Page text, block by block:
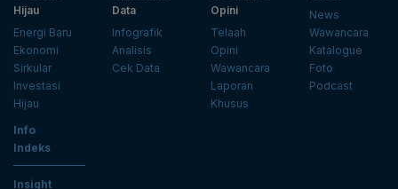
Hijau
Energi Baru
Ekonomi
Sirkular
Investasi
Hijau
Data
Infografik
Analisis
Cek Data
Opini
Telaah
Opini
Wawancara
Laporan
Khusus
News
Wawancara
Katalogue
Foto
Podcast
Info
Indeks
Insight